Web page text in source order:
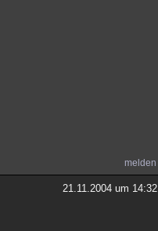
melden
21.11.2004 um 14:32